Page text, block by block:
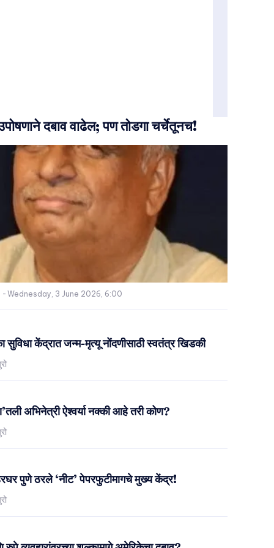
दबाव वाढेल; पण तोडगा चर्चेतूनच!
- Wednesday, 3 June 2026, 6:00
सुविधा केंद्रात जन्म-मृत्यू नोंदणीसाठी स्वतंत्र खिडकी
अभिनेत्री ऐश्वर्या नक्की आहे तरी कोण?
पुणे ठरले ‘नीट’ पेपरफुटीमागचे मुख्य केंद्र!